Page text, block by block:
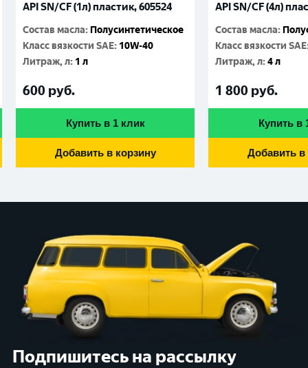
API SN/CF (1л) пластик, 605524
Состав масла: Полусинтетическое
Класс вязкости SAE: 10W-40
Литраж, л: 1 л
600 руб.
Купить в 1 клик
Добавить в корзину
API SN/CF (4л)
Состав масла:
Класс вязкости SAE
Литраж, л:4 л
1 800 руб.
Купить в
Добавить в
Подпишитесь на рассылку